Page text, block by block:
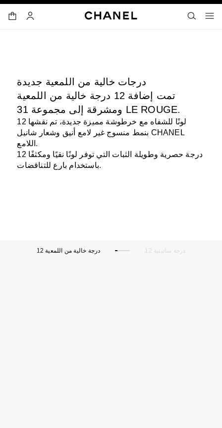
القائمة- المتصفح الرئيسي
- المتصفح الرئيسي
البحث الحساب
حقيبة إيقاف فيديو الديكور
31 LE ROUGE
درجات خالية من اللمعية جديدة
تمت إضافة 12 درجة خالية من اللمعية
ومشرقة إلى مجموعة 31 LE ROUGE.
12 لونًا للشفاه مع خرطوشة مميزة جديدة، تم نقشها
بنمط منسوج غير لامع أنيق وشعار شانيل CHANEL
اللامع.
12 درجة حصرية وطويلة الثبات التي توفر لونًا نقيًا ومكثفًا
باستخدام بارع للتناقضات.
12 درجة خالية من اللمعية 12 درجة ساتينية